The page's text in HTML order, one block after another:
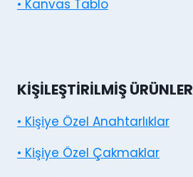
• Kanvas Tablo
KIŞILEŞTIRILMIŞ ÜRÜNLER
• Kişiye Özel Anahtarlıklar
• Kişiye Özel Çakmaklar